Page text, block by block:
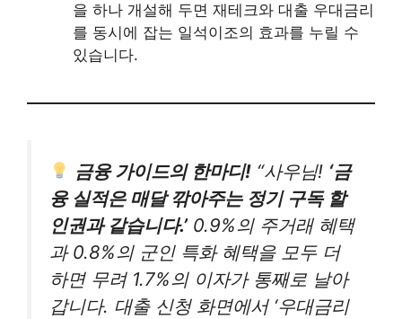
을 하나 개설해 두면 재테크와 대출 우대금리
를 동시에 잡는 일석이조의 효과를 누릴 수
있습니다.
금융 가이드의 한마디! “사우님! ‘금
융 실적은 매달 깎아주는 정기 구독 할
인권과 같습니다.’0.9%의 주거래 혜택
과 0.8%의 군인 특화 혜택을 모두 더
하면 무려 1.7%의 이자가 통째로 날아
갑니다. 대출 신청 화면에서 ‘우대금리